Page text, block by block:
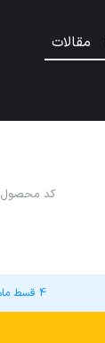
مقالات
کد محصول
4 قسط ماهانه